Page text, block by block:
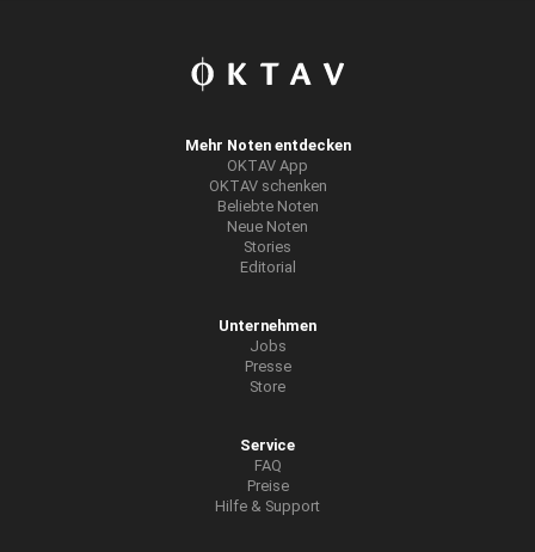
Mehr Noten entdecken
OKTAV App
OKTAV schenken
Beliebte Noten
Neue Noten
Stories
Editorial
Unternehmen
Jobs
Presse
Store
Service
FAQ
Preise
Hilfe & Support